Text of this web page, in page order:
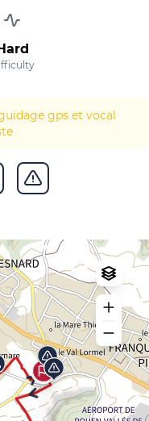
gps et vocal